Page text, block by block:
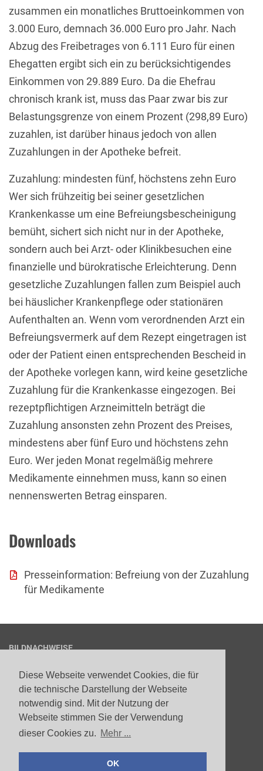
Diese Webseite verwendet Cookies, die für
die technische Darstellung der Webseite
notwendig sind. Mit der Nutzung der
Webseite stimmen Sie der Verwendung
dieser Cookies zu. Mehr ...
OK
zusammen ein monatliches Bruttoeinkommen von
3.000 Euro, demnach 36.000 Euro pro Jahr. Nach
Abzug des Freibetrages von 6.111 Euro für einen
Ehegatten ergibt sich ein zu berücksichtigendes
Einkommen von 29.889 Euro. Da die Ehefrau
chronisch krank ist, muss das Paar zwar bis zur
Belastungsgrenze von einem Prozent (298,89 Euro)
zuzahlen, ist darüber hinaus jedoch von allen
Zuzahlungen in der Apotheke befreit.
Zuzahlung: mindesten fünf, höchstens zehn Euro
Wer sich frühzeitig bei seiner gesetzlichen
Krankenkasse um eine Befreiungsbescheinigung
bemüht, sichert sich nicht nur in der Apotheke,
sondern auch bei Arzt- oder Klinikbesuchen eine
finanzielle und bürokratische Erleichterung. Denn
gesetzliche Zuzahlungen fallen zum Beispiel auch
bei häuslicher Krankenpflege oder stationären
Aufenthalten an. Wenn vom verordnenden Arzt ein
Befreiungsvermerk auf dem Rezept eingetragen ist
oder der Patient einen entsprechenden Bescheid in
der Apotheke vorlegen kann, wird keine gesetzliche
Zuzahlung für die Krankenkasse eingezogen. Bei
rezeptpflichtigen Arzneimitteln beträgt die
Zuzahlung ansonsten zehn Prozent des Preises,
mindestens aber fünf Euro und höchstens zehn
Euro. Wer jeden Monat regelmäßig mehrere
Medikamente einnehmen muss, kann so einen
nennenswerten Betrag einsparen.
Downloads
Presseinformation: Befreiung von der Zuzahlung
für Medikamente
BILDNACHWEISE
Datenschutz